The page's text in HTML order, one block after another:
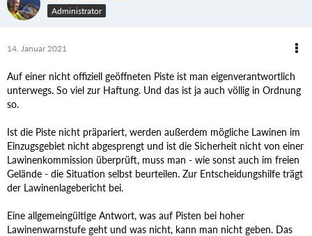
Administrator
14. Januar 2021
Auf einer nicht offiziell geöffneten Piste ist man eigenverantwortlich
unterwegs. So viel zur Haftung. Und das ist ja auch völlig in Ordnung
so.
Ist die Piste nicht präpariert, werden außerdem mögliche Lawinen im
Einzugsgebiet nicht abgesprengt und ist die Sicherheit nicht von einer
Lawinenkommission überprüft, muss man - wie sonst auch im freien
Gelände - die Situation selbst beurteilen. Zur Entscheidungshilfe trägt
der Lawinenlagebericht bei.
Eine allgemeingültige Antwort, was auf Pisten bei hoher
Lawinenwarnstufe geht und was nicht, kann man nicht geben. Das